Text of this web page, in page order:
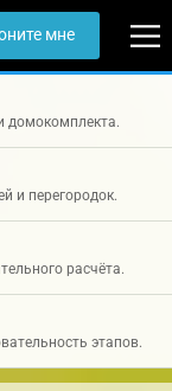
мне
домокомплекта.
и перегородок.
расчёта.
этапов.